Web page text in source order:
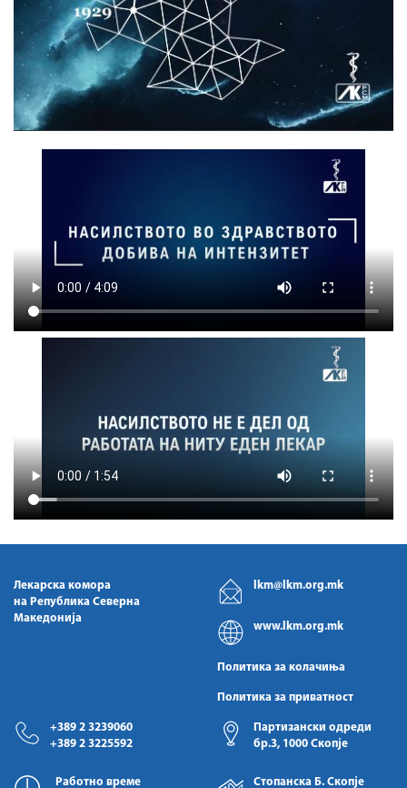
Лекарска комора
на Република Северна
Македонија
lkm@lkm.org.mk
www.lkm.org.mk
Политика за колачиња
Политика за приватност
+389 2 3239060
+389 2 3225592
Партизански одреди
бр.3, 1000 Скопје
Работно време Стопанска Б. Скопје